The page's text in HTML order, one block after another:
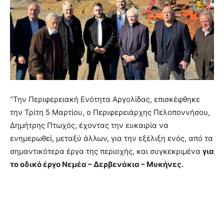
“Την Περιφερειακή Ενότητα Αργολίδας, επισκέφθηκε
την Τρίτη 5 Μαρτίου, ο Περιφερειάρχης Πελοποννήσου,
Δημήτρης Πτωχός, έχοντας την ευκαιρία να
ενημερωθεί, μεταξύ άλλων, για την εξέλιξη ενός, από τα
σημαντικότερα έργα της περιοχής, και συγκεκριμένα για
το οδικό έργο Νεμέα – Δερβενάκια – Μυκήνες.